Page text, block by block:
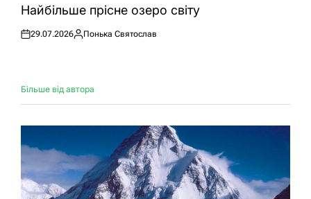
УНайбільше прісне озеро світу
Оприлюднено
29.07.2026
Опубліковано
Понька Святослав
Більше від автора